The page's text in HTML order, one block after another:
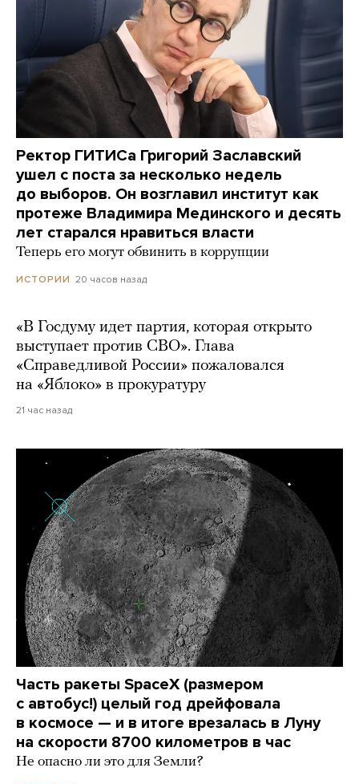
Ректор ГИТИСа Григорий Заславский
ушел с поста за несколько недель
до выборов. Он возглавил институт как
протеже Владимира Мединского и десять
лет старался нравиться власти
Теперь его могут обвинить в коррупции
ИСТОРИИ 20 часов назад
«В Госдуму идет партия, которая открыто
выступает против СВО». Глава
«Справедливой России» пожаловался
на «Яблоко» в прокуратуру
21 час назад
Часть ракеты SpaceX (размером
с автобус!) целый год дрейфовала
в космосе — и в итоге врезалась в Луну
на скорости 8700 километров в час
Не опасно ли это для Земли?